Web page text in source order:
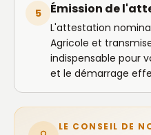
5 Émission de
L'attestation
Agricole et
indispensable pour
et le démarrage
LE CONSEIL DE